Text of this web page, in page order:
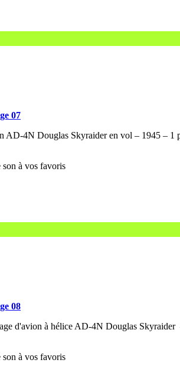
07
AD-4N Douglas Skyraider en vol – 1945 – 1
08
d'avion à hélice AD-4N Douglas